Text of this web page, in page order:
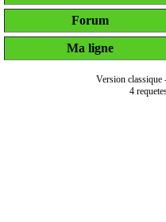
Forum
Ma ligne
Version classique
4